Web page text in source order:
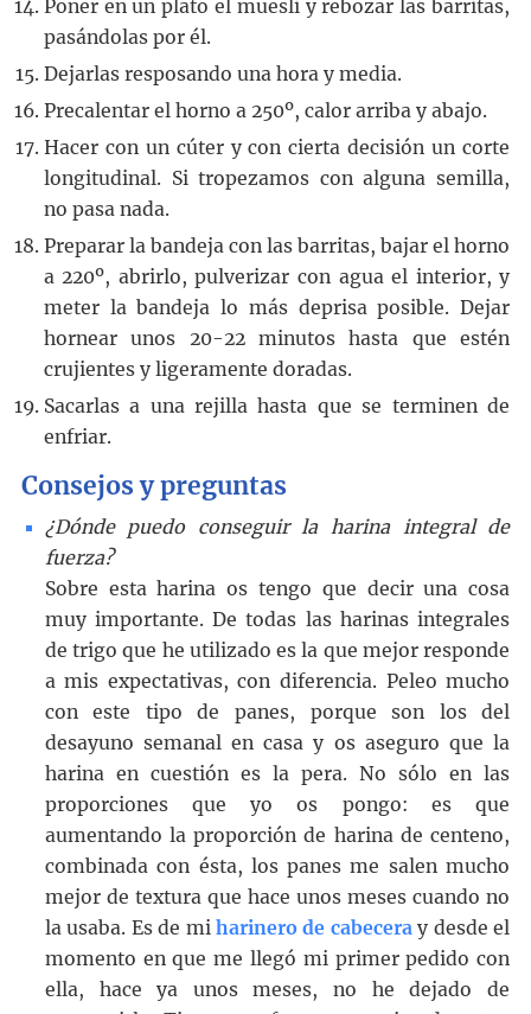
Poner en un plato el muesli y rebozar las barritas,
pasándolas por él.
Dejarlas resposando una hora y media.
Precalentar el horno a 250º, calor arriba y abajo.
Hacer con un cúter y con cierta decisión un corte
longitudinal. Si tropezamos con alguna semilla,
no pasa nada.
Preparar la bandeja con las barritas, bajar el horno
a 220º, abrirlo, pulverizar con agua el interior, y
meter la bandeja lo más deprisa posible. Dejar
hornear unos 20-22 minutos hasta que estén
crujientes y ligeramente doradas.
Sacarlas a una rejilla hasta que se terminen de
enfriar.
Consejos y preguntas
¿Dónde puedo conseguir la harina integral de
fuerza?
Sobre esta harina os tengo que decir una cosa
muy importante. De todas las harinas integrales
de trigo que he utilizado es la que mejor responde
a mis expectativas, con diferencia. Peleo mucho
con este tipo de panes, porque son los del
desayuno semanal en casa y os aseguro que la
harina en cuestión es la pera. No sólo en las
proporciones que yo os pongo: es que
aumentando la proporción de harina de centeno,
combinada con ésta, los panes me salen mucho
mejor de textura que hace unos meses cuando no
la usaba. Es de mi harinero de cabeceray desde el
momento en que me llegó mi primer pedido con
ella, hace ya unos meses, no he dejado de